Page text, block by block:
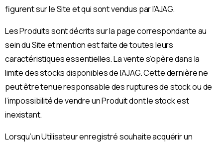
figurent sur le Site et qui sont vendus par l’AJAG.
Les Produits sont décrits sur la page correspondante au
sein du Site et mention est faite de toutes leurs
caractéristiques essentielles. La vente s’opère dans la
limite des stocks disponibles de l’AJAG. Cette dernière ne
peut être tenue responsable des ruptures de stock ou de
l’impossibilité de vendre un Produit dont le stock est
inexistant.
Lorsqu’un Utilisateur enregistré souhaite acquérir un